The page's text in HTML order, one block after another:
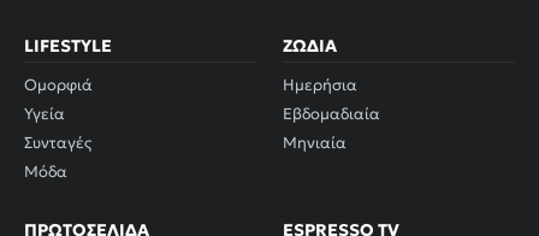
LIFESTYLE
Ομορφιά
Υγεία
Συνταγές
Μόδα
ΖΏΔΙΑ
Ημερήσια
Εβδομαδιαία
Μηνιαία
ΠΡΩΤΟΣΈΛΙΔΑ ESPRESSO TV